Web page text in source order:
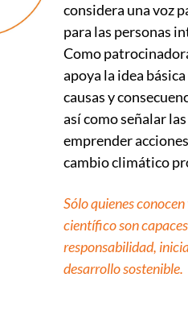
considera una voz
para las personas
Como
apoya la idea
causas y
así como señalar
emprender
cambio climático
Sólo quienes
científico son
responsabilidad,
desarrollo sostenible.